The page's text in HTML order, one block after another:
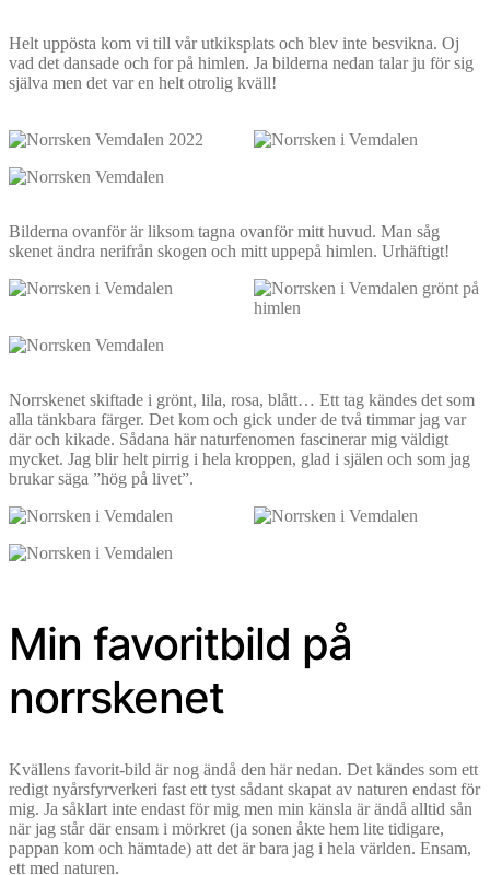
Helt uppösta kom vi till vår utkiksplats och blev inte besvikna. Oj
vad det dansade och for på himlen. Ja bilderna nedan talar ju för sig
själva men det var en helt otrolig kväll!
Bilderna ovanför är liksom tagna ovanför mitt huvud. Man såg
skenet ändra nerifrån skogen och mitt uppepå himlen. Urhäftigt!
Norrskenet skiftade i grönt, lila, rosa, blått… Ett tag kändes det som
alla tänkbara färger. Det kom och gick under de två timmar jag var
där och kikade. Sådana här naturfenomen fascinerar mig väldigt
mycket. Jag blir helt pirrig i hela kroppen, glad i själen och som jag
brukar säga ”hög på livet”.
Min favoritbild på
norrskenet
Kvällens favorit-bild är nog ändå den här nedan. Det kändes som ett
redigt nyårsfyrverkeri fast ett tyst sådant skapat av naturen endast för
mig. Ja såklart inte endast för mig men min känsla är ändå alltid sån
när jag står där ensam i mörkret (ja sonen åkte hem lite tidigare,
pappan kom och hämtade) att det är bara jag i hela världen. Ensam,
ett med naturen.